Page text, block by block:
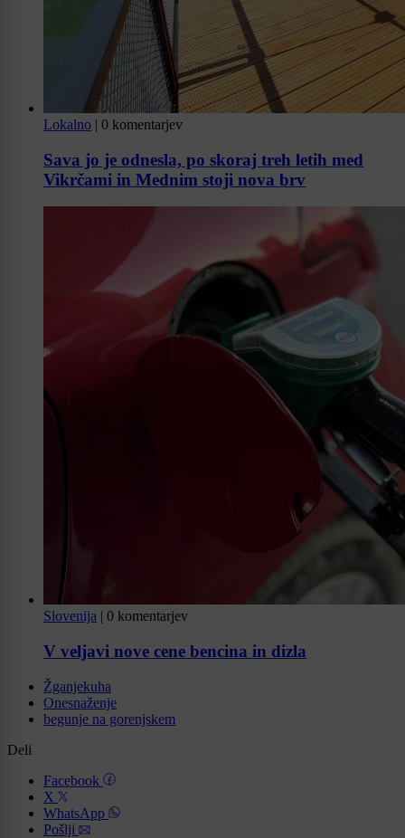
Lokalno | 0 komentarjev
Sava jo je odnesla, po skoraj treh letih med
Vikrčami in Mednim stoji nova brv
Slovenija | 0 komentarjev
V veljavi nove cene bencina in dizla
Žganjekuha
Onesnaženje
begunje na gorenjskem
Deli
Facebook
X
WhatsApp
Pošlji